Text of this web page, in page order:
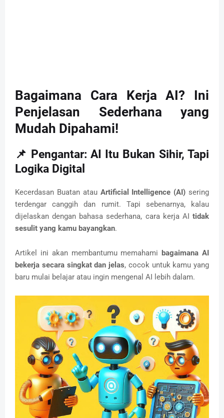
Bagaimana Cara Kerja AI? Ini
Penjelasan Sederhana yang
Mudah Dipahami!
📌 Pengantar: AI Itu Bukan Sihir, Tapi
Logika Digital
Kecerdasan Buatan atau Artificial Intelligence (AI) sering
terdengar canggih dan rumit. Tapi sebenarnya, kalau
dijelaskan dengan bahasa sederhana, cara kerja AI tidak
sesulit yang kamu bayangkan.
Artikel ini akan membantumu memahamibagaimana AI
bekerja secara singkat dan jelas, cocok untuk kamu yang
baru mulai belajar atau ingin mengenal AI lebih dalam.